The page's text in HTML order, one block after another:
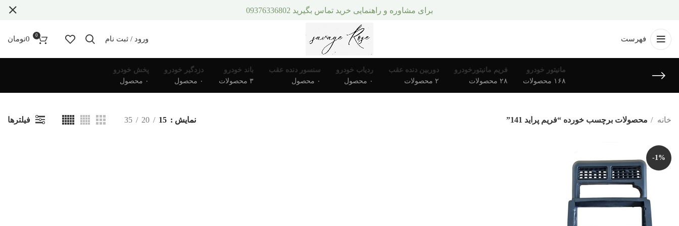
فهرست ورود / ثبت نام 0
0تومان
مانیتور خودرو
۱۶۸ محصولات
فریم مانیتورخودرو
۲۸ محصولات
دوربین دنده عقب
۲ محصولات
ردیاب خودرو
۰ محصول
سنسور دنده عقب
۰ محصول
باند خودرو
۳ محصولات
دزدگیر خودرو
۰ محصول
پخش خودرو
۰ محصول
خانه محصولات برچسب خورده “فریم پراید 141” نمایش 15
20
35 فیلترها
-1%
برای مشاوره و راهنمایی خرید تماس بگیرید 09376336802